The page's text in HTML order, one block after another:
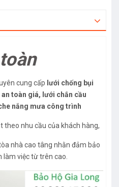
cung cấp lưới chống bụi
toàn giá, lưới chắn cầu
nắng mưa công trình
theo nhu cầu của khách hàng,
nhà cao tâng nhằn đảm bảo
việc từ trên cao.